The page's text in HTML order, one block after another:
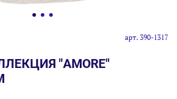
арт. 390-1317
"AMORE"